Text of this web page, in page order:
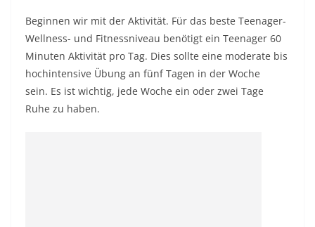
Beginnen wir mit der Aktivität. Für das beste Teenager-
Wellness- und Fitnessniveau benötigt ein Teenager 60
Minuten Aktivität pro Tag. Dies sollte eine moderate bis
hochintensive Übung an fünf Tagen in der Woche
sein. Es ist wichtig, jede Woche ein oder zwei Tage
Ruhe zu haben.